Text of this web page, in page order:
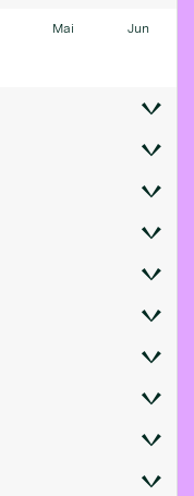
Mai Jun